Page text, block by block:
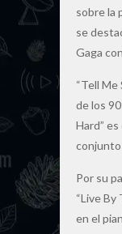
sobre la
se
Gaga
“Tell Me
de los
Hard”
conjunto
Por su
“Live By
en el